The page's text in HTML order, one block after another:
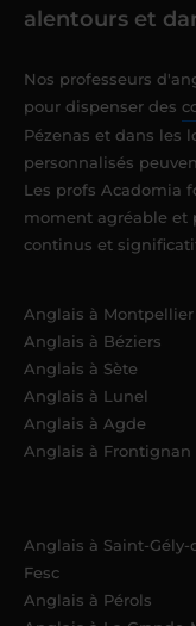
alentours et
Nos professeurs
pour dispenser des
Pézenas et dans les
personnalisés
Les profs Acadomia
moment agréable et
continus et
Anglais à Montpellier
Anglais à Béziers
Anglais à Sète
Anglais à Lunel
Anglais à Agde
Anglais à Frontignan
Anglais à Saint-Gély-
Fesc
Anglais à Pérols